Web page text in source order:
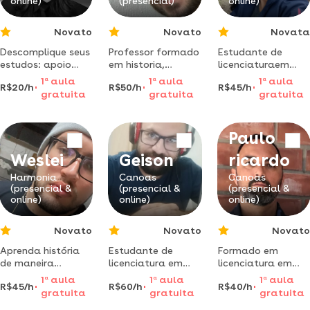
Novato
Descomplique seus
estudos: apoio
personalizado em
história, filosofia e
alcançar o
sucesso
acadêmico que
você tanto deseja!
R$20/h
1 aaula
gratuita
Novato
Professor formado
em historia,
buscando sempre
aprender e
transmitir o
forma clara
R$50/h
1 a aula
gratuita
Novata
Estudante de
licenciaturaem
história - aulas de
reforço escolar na
R$45/h
1 aaula
gratuita
Weslei
Harmonia
(presencial &
online)
Novato
Aprenda história
de maneira
descontraída e
simples, conhecer
o conceito e
R$45/h
1 aaula
gratuita
Geison
Canoas
(presencial &
online)
Novato
Estudante de
licenciatura em
história dá aula de
reforço de história
para alunos do 6º
R$60/h
1 a aula
gratuita
Paulo
ricardo
Canoas
(presencial &
online)
Novato
Formado em
licenciatura em
história pela
unilasalle,
especializado na
R$40/h
1 aaula
gratuita